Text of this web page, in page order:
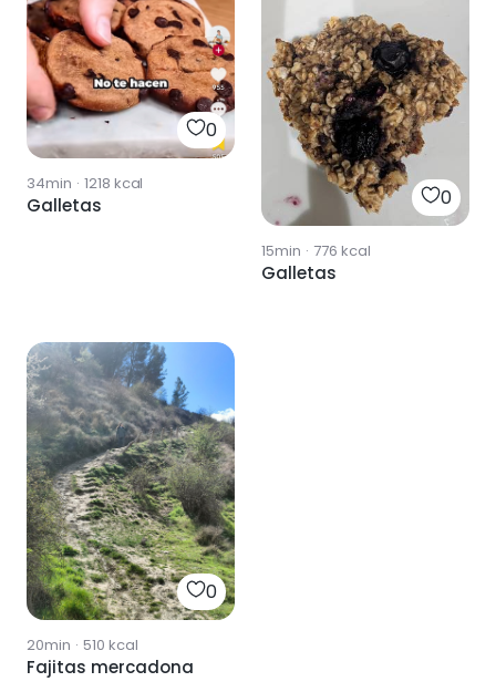
0
34min · 1218 kcal
Galletas 0
15min · 776 kcal
Galletas
0
20min · 510 kcal
Fajitas mercadona